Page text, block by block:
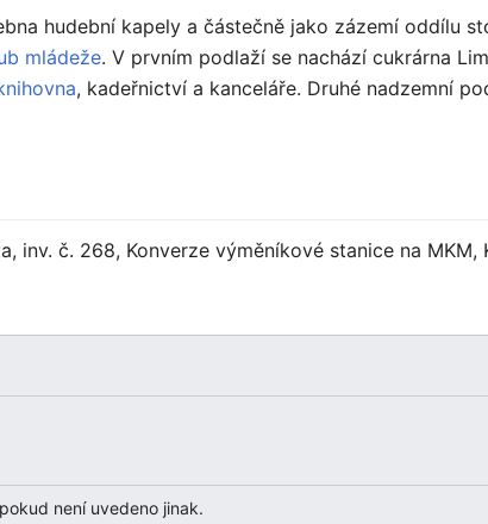
hudební kapely a částečně jako zázemí oddílu
mládeže. V prvním podlaží se nachází cukrárna
, kadeřnictví a kanceláře. Druhé nadzemní
inv. č. 268, Konverze výměníkové stanice na MKM,
není uvedeno jinak.